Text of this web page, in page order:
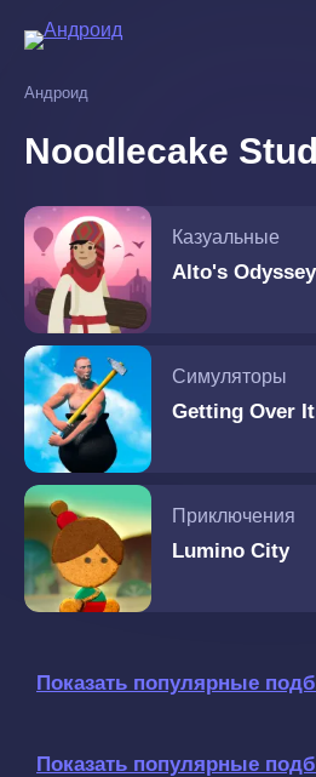
основному
Андроид
Noodlecake
Казуальные
Alto's Odyssey
Симуляторы
Getting Over It
Приключения
Lumino City
Показать популярные
Показать популярные